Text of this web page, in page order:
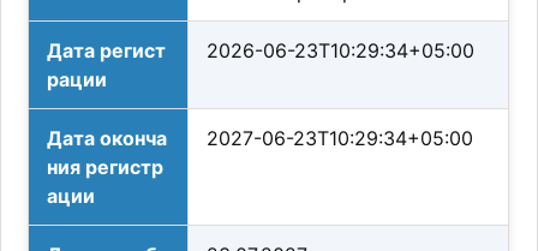
Дата регист
рации
2026-06-23T10:29:34+05:00
Дата оконча
ния регистр
ации
2027-06-23T10:29:34+05:00